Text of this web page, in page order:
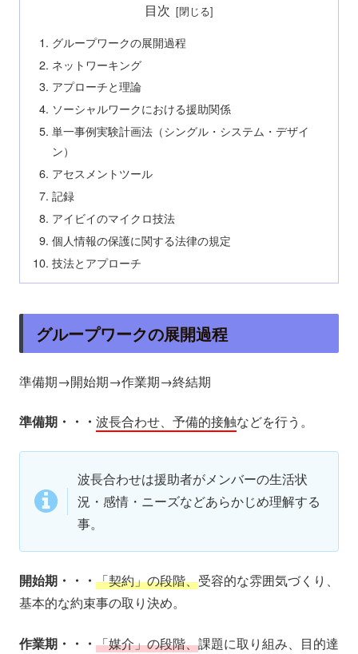
目次
グループワークの展開過程
ネットワーキング
アプローチと理論
ソーシャルワークにおける援助関係
単一事例実験計画法（シングル・システム・デザイ
ン）
アセスメントツール
記録
アイビイのマイクロ技法
個人情報の保護に関する法律の規定
技法とアプローチ
グループワークの展開過程
準備期→開始期→作業期→終結期
準備期・・・ 波長合わせ、予備的接触などを行う。
波長合わせは援助者がメンバーの生活状
況・感情・ニーズなどあらかじめ理解する
事。
開始期・・・ 「契約」の段階、受容的な雰囲気づくり、
基本的な約束事の取り決め。
作業期・・・ 「媒介」の段階、課題に取り組み、目的達